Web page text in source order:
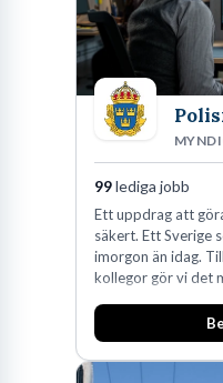
99lediga jobb
Ett uppdrag att
säkert. Ett Sverige
imorgon än idag.
kollegor gör vi det